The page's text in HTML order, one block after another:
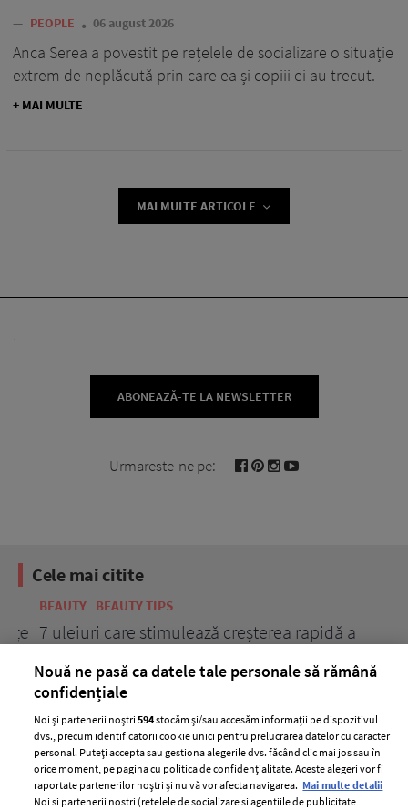
— PEOPLE 06 august 2026
Anca Serea a povestit pe rețelele de socializare o situație
extrem de neplăcută prin care ea și copiii ei au trecut.
+ MAI MULTE
MAI MULTE ARTICOLE
ABONEAZĂ-TE LA NEWSLETTER
Urmareste-ne pe:
Cele mai citite
BEAUTY BEAUTY TIPS
7 uleiuri care stimulează creșterea rapidă a
Nouă ne pasă ca datele tale personale să rămână
confidențiale
Noi și partenerii noștri594stocăm și/sau accesăm informații pe dispozitivul
dvs., precum identificatorii cookie unici pentru prelucrarea datelor cu caracter
personal. Puteți accepta sau gestiona alegerile dvs. făcând clic mai jos sau în
orice moment, pe pagina cu politica de confidențialitate. Aceste alegeri vor fi
raportate partenerilor noștri și nu vă vor afecta navigarea. Mai multe detalii
Noi si partenerii nostri (retelele de socializare si agentiile de publicitate